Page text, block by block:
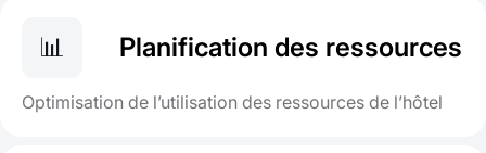
📊 Planification des ressources
Optimisation de l’utilisation des ressources de l’hôtel